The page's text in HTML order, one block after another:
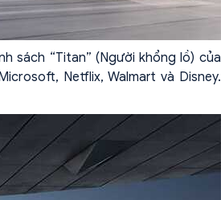
sách “Titan” (Người khổng lồ) của
Netflix, Walmart và Disney.